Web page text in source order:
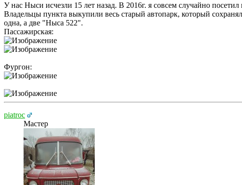
У нас Ныси исчезли 15 лет назад. В 2016г. я совсем случайно посетил
Владельцы пункта выкупили весь старый автопарк, который
одна, а две "Ныса 522".
Пассажирская:
Фургон:
piatroc
Мастер